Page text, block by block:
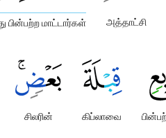
அத்தாட்சி
பின்பற்ற மாட்டார்கள்
கிப்லாவை
சிலரின்